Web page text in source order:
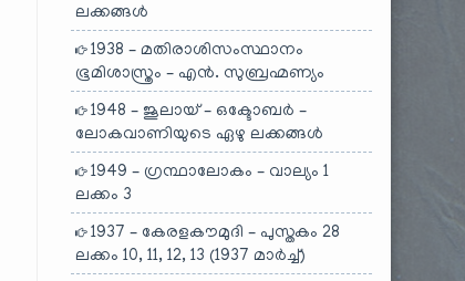
ലക്കങ്ങൾ
1938 – മതിരാശിസംസ്ഥാനം
ഭൂമിശാസ്ത്രം – എൻ. സുബ്രഹ്മണ്യം
1948 – ജൂലായ് – ഒക്ടോബർ –
ലോകവാണിയുടെ ഏഴു ലക്കങ്ങൾ
1949 – ഗ്രന്ഥാലോകം – വാല്യം 1
ലക്കം 3
1937 – കേരളകൗമുദി – പുസ്തകം 28
ലക്കം 10, 11, 12, 13 (1937 മാർച്ച്)